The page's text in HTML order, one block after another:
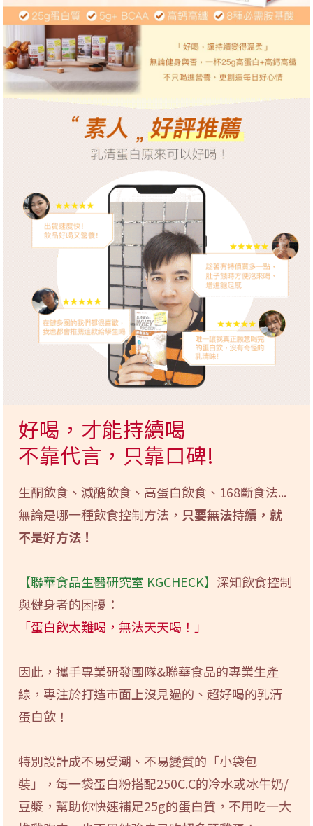
好喝，才能持續喝
不靠代言，只靠口碑!
生酮飲食、減醣飲食、高蛋白飲食、168斷食法...
無論是哪一種飲食控制方法， 只要無法持續，就
不是好方法！
【聯華食品生醫研究室 KGCHECK】 深知飲食控制
與健身者的困擾：
「蛋白飲太難喝，無法天天喝！」
因此，攜手專業研發團隊&聯華食品的專業生產
線，專注於打造市面上沒見過的、超好喝的乳清
蛋白飲！
特別設計成不易受潮、不易變質的「小袋包
裝」，每一袋蛋白粉搭配250C.C的冷水或冰牛奶/
豆漿，幫助你快速補足25g的蛋白質，不用吃一大